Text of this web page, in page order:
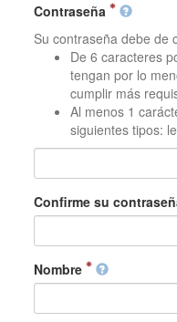
Contraseña
Su contraseña debe de
De 6 caracteres
tengan por lo
cumplir más
Al menos 1
siguientes tipos:
Confirme su
Nombre